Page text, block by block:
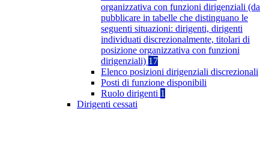
organizzativa con funzioni dirigenziali (da
pubblicare in tabelle che distinguano le
seguenti situazioni: dirigenti, dirigenti
individuati discrezionalmente, titolari di
posizione organizzativa con funzioni
dirigenziali) 17
Elenco posizioni dirigenziali discrezionali
Posti di funzione disponibili
Ruolo dirigenti 1
Dirigenti cessati